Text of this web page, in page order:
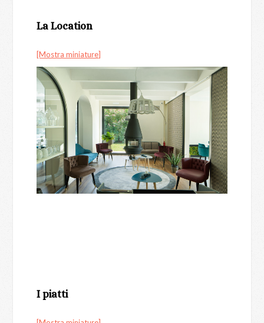
La Location
[Mostra miniature]
I piatti